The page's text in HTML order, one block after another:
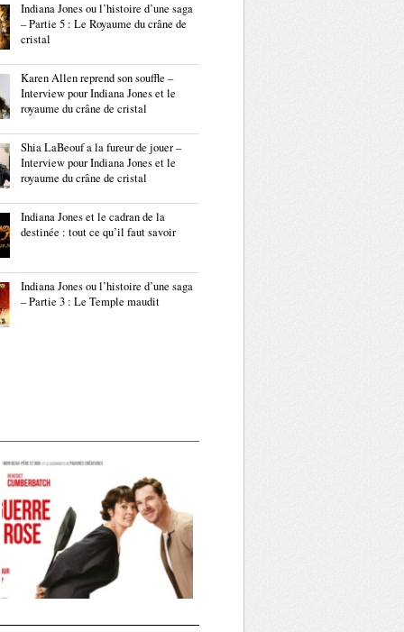
Indiana Jones ou l’histoire d’une saga
– Partie 5 : Le Royaume du crâne de
cristal
Karen Allen reprend son souffle –
Interview pour Indiana Jones et le
royaume du crâne de cristal
Shia LaBeouf a la fureur de jouer –
Interview pour Indiana Jones et le
royaume du crâne de cristal
Indiana Jones et le cadran de la
destinée : tout ce qu’il faut savoir
Indiana Jones ou l’histoire d’une saga
– Partie 3 : Le Temple maudit